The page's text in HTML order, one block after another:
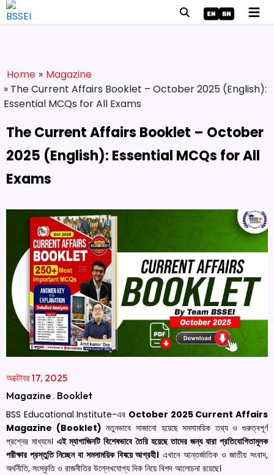
Home » Magazine
» The Current Affairs Booklet – October 2025 (English):
Essential MCQs for All Exams
The Current Affairs Booklet – October
2025 (English): Essential MCQs for All
Exams
অক্টোবর 17, 2025
Magazine . Booklet
BSS Educational Institute-এর October 2025 Current Affairs
Magazine (Booklet) নতুনভাবে সাজানো হয়েছে সমসাময়িক তথ্য ও গুরুত্বপূর্ণ
প্রশ্নের মাধ্যমে।এই ম্যাগাজিনটি বিশেষভাবে তৈরি হয়েছে তাদের জন্য যারা প্রতিযোগিতামূলক
পরীক্ষার প্রস্তুতি নিচ্ছেন বা সমসাময়িক বিষয়ে আগ্রহী। এখানে আন্তর্জাতিক ও জাতীয় সংবাদ,
অর্থনীতি, সংস্কৃতি ও রাজনীতির উল্লেখযোগ্য দিক নিয়ে বিশদ আলোচনা রয়েছে।